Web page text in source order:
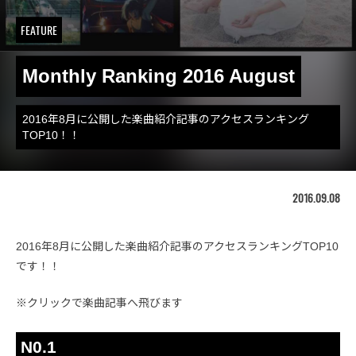
FEATURE
Monthly Ranking 2016 August
2016年8月に公開した楽曲紹介記事のアクセスランキング
TOP10！！
2016.09.08
2016年8月に公開した楽曲紹介記事のアクセスランキングTOP10
です！！
※クリックで楽曲記事へ飛びます
N0.1